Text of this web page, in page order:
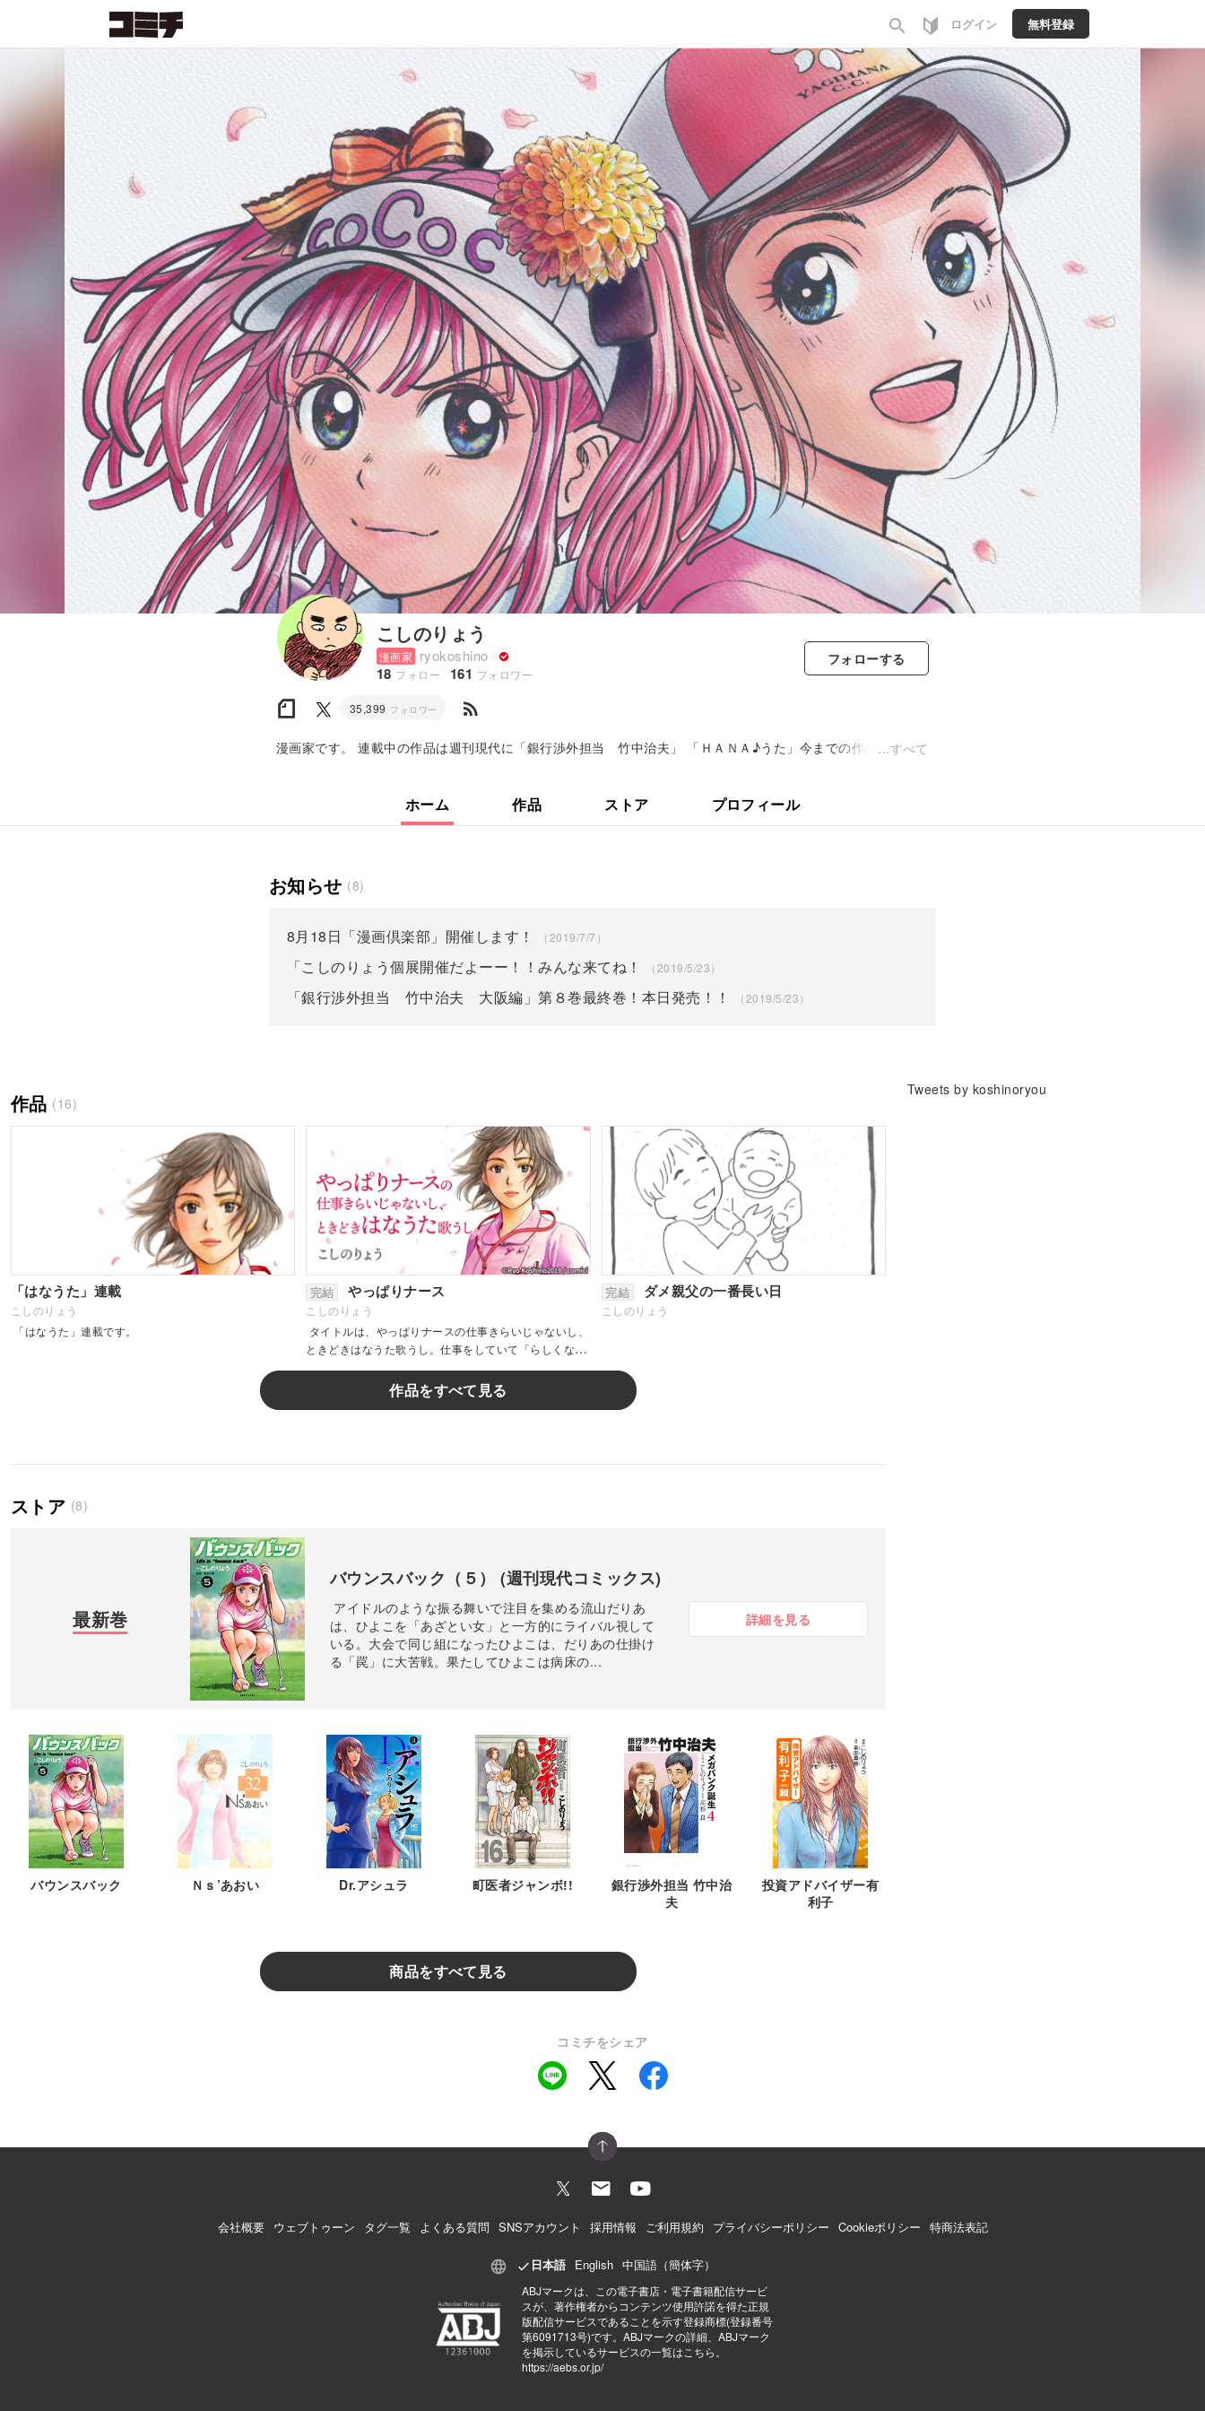
search ログイン 無料登録
こしのりょう
漫画家 ryokoshino
18 フォロー 161 フォロワー
フォローする
35,399 フォロワー rss_feed
漫画家です。 連載中の作品は週刊現代に「銀行渉外担当 竹中治夫」 「ＨＡＮＡ♪うた」今までの作品「Ｎすべて
ホーム 作品 ストア プロフィール
お知らせ (8)
8月18日「漫画倶楽部」開催します！ （2019/7/7）
「こしのりょう個展開催だよーー！！みんな来てね！ （2019/5/23）
「銀行渉外担当 竹中治夫 大阪編」第８巻最終巻！本日発売！！ （2019/5/23）
作品 (16)
「はなうた」連載
こしのりょう
「はなうた」連載です。
完結 やっぱりナース
こしのりょう
タイトルは、やっぱりナースの仕事きらいじゃないし、
ときどきはなうた歌うし。仕事をしていて「らしくない
完結 ダメ親父の一番長い日
こしのりょう
作品をすべて見る
ストア (8)
最新巻
バウンスバック（５） (週刊現代コミックス)
アイドルのような振る舞いで注目を集める流山だりあ
は、ひよこを「あざとい女」と一方的にライバル視して
いる。大会で同じ組になったひよこは、だりあの仕掛け
る「罠」に大苦戦。果たしてひよこは病床の...
詳細を見る
バウンスバック Ｎｓ’あおい Dr.アシュラ 町医者ジャンボ!!
銀行渉外担当 竹中治
夫
投資アドバイザー有
利子
商品をすべて見る
Tweets by koshinoryou
コミチをシェア
会社概要 ウェブトゥーン タグ一覧 よくある質問 SNSアカウント 採用情報 ご利用規約 プライバシーポリシー Cookieポリシー 特商法表記
日本語 English 中国語（簡体字）
ABJマークは、この電子書店・電子書籍配信サービ
スが、著作権者からコンテンツ使用許諾を得た正規
版配信サービスであることを示す登録商標(登録番号
第6091713号)です。ABJマークの詳細、ABJマーク
を掲示しているサービスの一覧はこちら。
https://aebs.or.jp/